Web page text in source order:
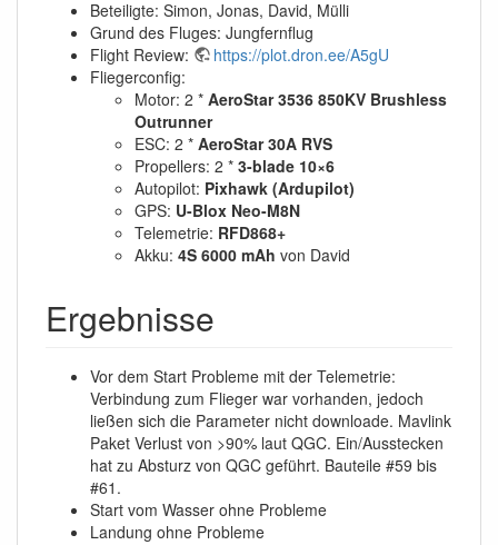
Beteiligte: Simon, Jonas, David, Mülli
Grund des Fluges: Jungfernflug
Flight Review:
https://plot.dron.ee/A5gU
Fliegerconfig:
Motor: 2 * AeroStar 3536 850KV Brushless
Outrunner
ESC: 2 * AeroStar 30A RVS
Propellers: 2 * 3-blade 10×6
Autopilot: Pixhawk (Ardupilot)
GPS: U-Blox Neo-M8N
Telemetrie: RFD868+
Akku: 4S 6000 mAh von David
Ergebnisse
Vor dem Start Probleme mit der Telemetrie:
Verbindung zum Flieger war vorhanden, jedoch
ließen sich die Parameter nicht downloade. Mavlink
Paket Verlust von >90% laut QGC. Ein/Ausstecken
hat zu Absturz von QGC geführt. Bauteile #59 bis
#61.
Start vom Wasser ohne Probleme
Landung ohne Probleme